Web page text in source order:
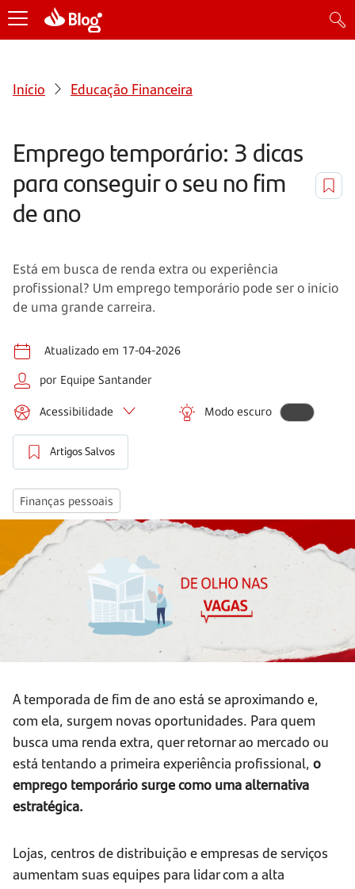
Início Educação Financeira
Emprego temporário: 3 dicas
para conseguir o seu no fim
de ano
Está em busca de renda extra ou experiência
profissional? Um emprego temporário pode ser o início
de uma grande carreira.
Atualizado em 17-04-2026
por Equipe Santander
Acessibilidade Modo escuro
Artigos Salvos
Finanças pessoais
A temporada de fim de ano está se aproximando e,
com ela, surgem novas oportunidades. Para quem
busca uma renda extra, quer retornar ao mercado ou
está tentando a primeira experiência profissional, o
emprego temporário surge como uma alternativa
estratégica.
Lojas, centros de distribuição e empresas de serviços
aumentam suas equipes para lidar com a alta